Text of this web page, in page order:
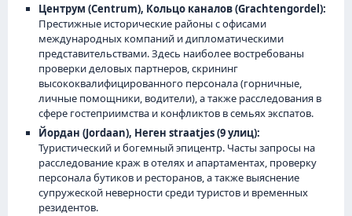
Центрум (Centrum), Кольцо каналов (Grachtengordel):
Престижные исторические районы с офисами
международных компаний и дипломатическими
представительствами. Здесь наиболее востребованы
проверки деловых партнеров, скрининг
высококвалифицированного персонала (горничные,
личные помощники, водители), а также расследования в
сфере гостеприимства и конфликтов в семьях экспатов.
Йордан (Jordaan), Неген straatjes (9 улиц):
Туристический и богемный эпицентр. Часты запросы на
расследование краж в отелях и апартаментах, проверку
персонала бутиков и ресторанов, а также выяснение
супружеской неверности среди туристов и временных
резидентов.